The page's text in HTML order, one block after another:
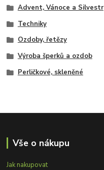
Advent, Vánoce a Silvestr
Techniky
Ozdoby, řetězy
Výroba šperků a ozdob
Perličkové, skleněné
Vše o nákupu
Jak nakupovat